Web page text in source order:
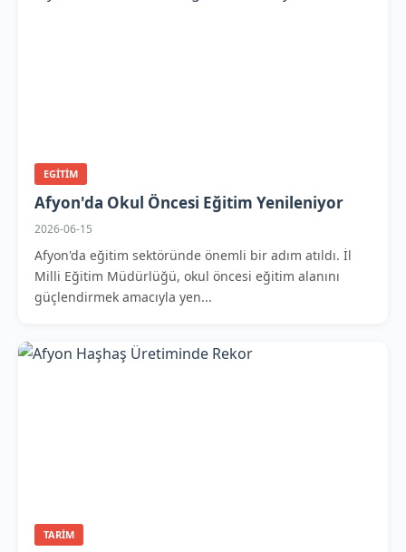
EGITIM
Afyon'da Okul Öncesi Eğitim Yenileniyor
2026-06-15
Afyon'da eğitim sektöründe önemli bir adım atıldı. İl
Milli Eğitim Müdürlüğü, okul öncesi eğitim alanını
güçlendirmek amacıyla yen...
TARIM